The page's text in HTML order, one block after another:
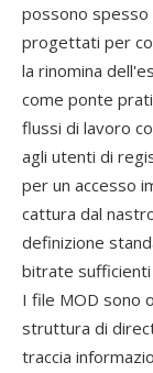
possono
progettati per
la rinomina
come ponte
flussi di lavoro
agli utenti di
per un accesso
cattura dal
definizione
bitrate sufficienti
I file MOD sono
struttura di
traccia